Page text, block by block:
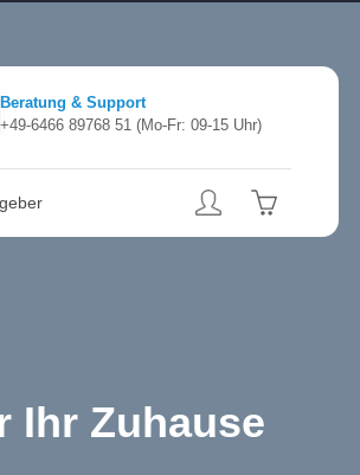
Beratung & Support
+49-6466 89768 51 (Mo-Fr: 09-15 Uhr)
Ihr Zuhause